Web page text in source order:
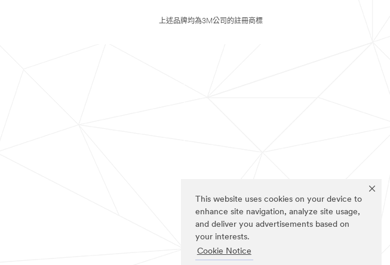
This website uses cookies on your device to
enhance site navigation, analyze site usage,
and deliver you advertisements based on
your interests.
Cookie Notice
上述品牌均為3M公司的註冊商標